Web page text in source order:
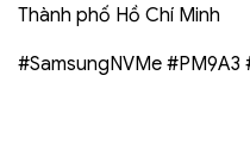
Thành phố Hồ Chí Minh
#SamsungNVMe